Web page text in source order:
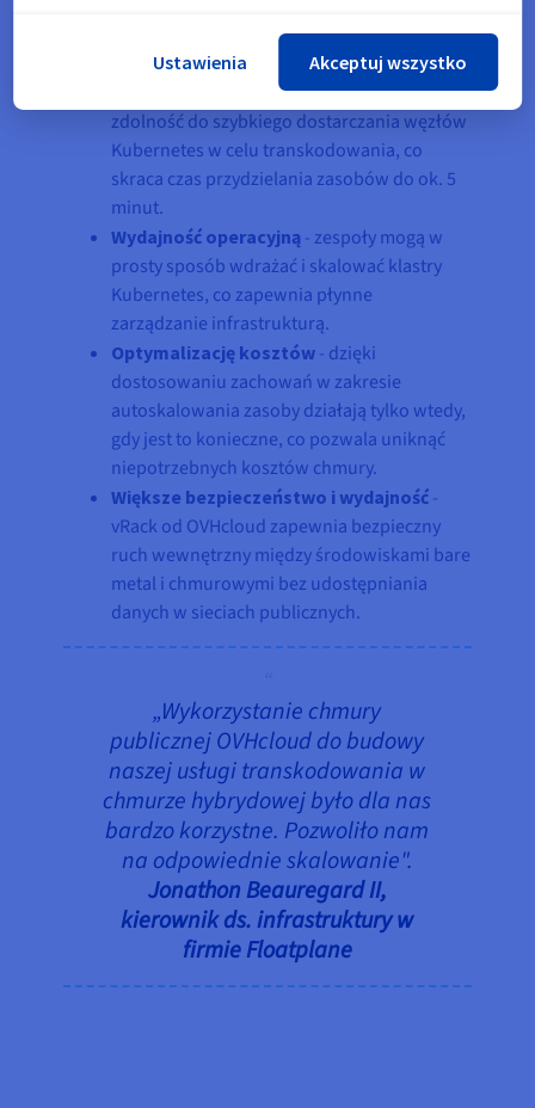
Kubernetes, Floatplane osiągnął:
Płynne skalowanie chmury hybrydowej-
zdolność do szybkiego dostarczania węzłów
Kubernetes w celu transkodowania, co
skraca czas przydzielania zasobów do ok. 5
minut.
Wydajność operacyjną - zespoły mogą w
prosty sposób wdrażać i skalować klastry
Kubernetes, co zapewnia płynne
zarządzanie infrastrukturą.
Optymalizację kosztów - dzięki
dostosowaniu zachowań w zakresie
autoskalowania zasoby działają tylko wtedy,
gdy jest to konieczne, co pozwala uniknąć
niepotrzebnych kosztów chmury.
Większe bezpieczeństwo i wydajność -
vRack od OVHcloud zapewnia bezpieczny
ruch wewnętrzny między środowiskami bare
metal i chmurowymi bez udostępniania
danych w sieciach publicznych.
„Wykorzystanie chmury
publicznej OVHcloud do budowy
naszej usługi transkodowania w
chmurze hybrydowej było dla nas
bardzo korzystne. Pozwoliło nam
na odpowiednie skalowanie".
Jonathon Beauregard II,
kierownik ds. infrastruktury w
firmie Floatplane
Ustawienia Akceptuj wszystko